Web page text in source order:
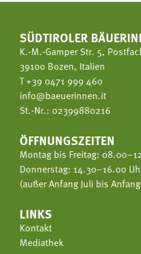
SÜDTIROLER
K.-M.-Gamper Str. 5,
39100 Bozen, Italien
T+39 0471 999 460
info@baeuerinnen.it
St.-Nr.: 02399880216
ÖFFNUNGSZEITEN
Montag bis Freitag:
Donnerstag: 14.30–16.00
(außer Anfang Juli bis
LINKS
Kontakt
Mediathek